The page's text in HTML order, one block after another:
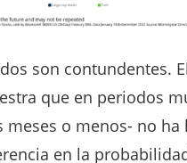
son contundentes. El
que en periodos
meses o menos- no ha
en la